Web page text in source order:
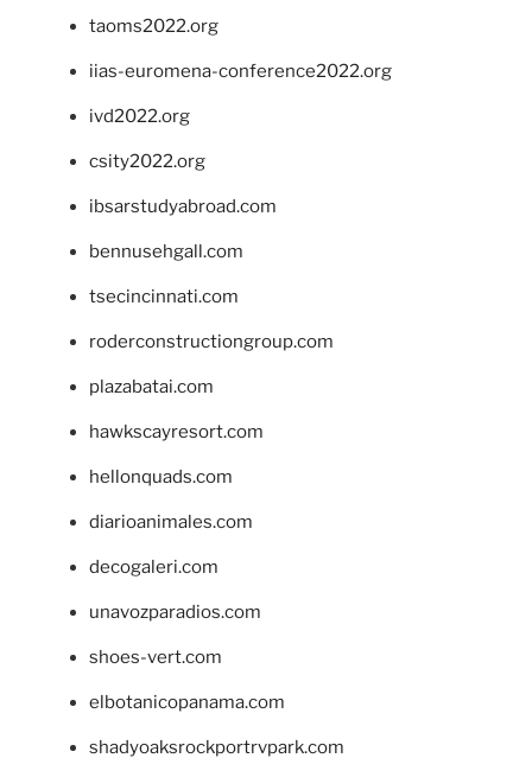
taoms2022.org
iias-euromena-conference2022.org
ivd2022.org
csity2022.org
ibsarstudyabroad.com
bennusehgall.com
tsecincinnati.com
roderconstructiongroup.com
plazabatai.com
hawkscayresort.com
hellonquads.com
diarioanimales.com
decogaleri.com
unavozparadios.com
shoes-vert.com
elbotanicopanama.com
shadyoaksrockportrvpark.com